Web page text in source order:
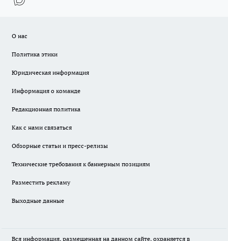
О нас
Политика этики
Юридическая информация
Информация о команде
Редакционная политика
Как с нами связаться
Обзорные статьи и пресс-релизы
Технические требования к баннерным позициям
Разместить рекламу
Выходные данные
Вся информация, размещенная на данном сайте, охраняется в